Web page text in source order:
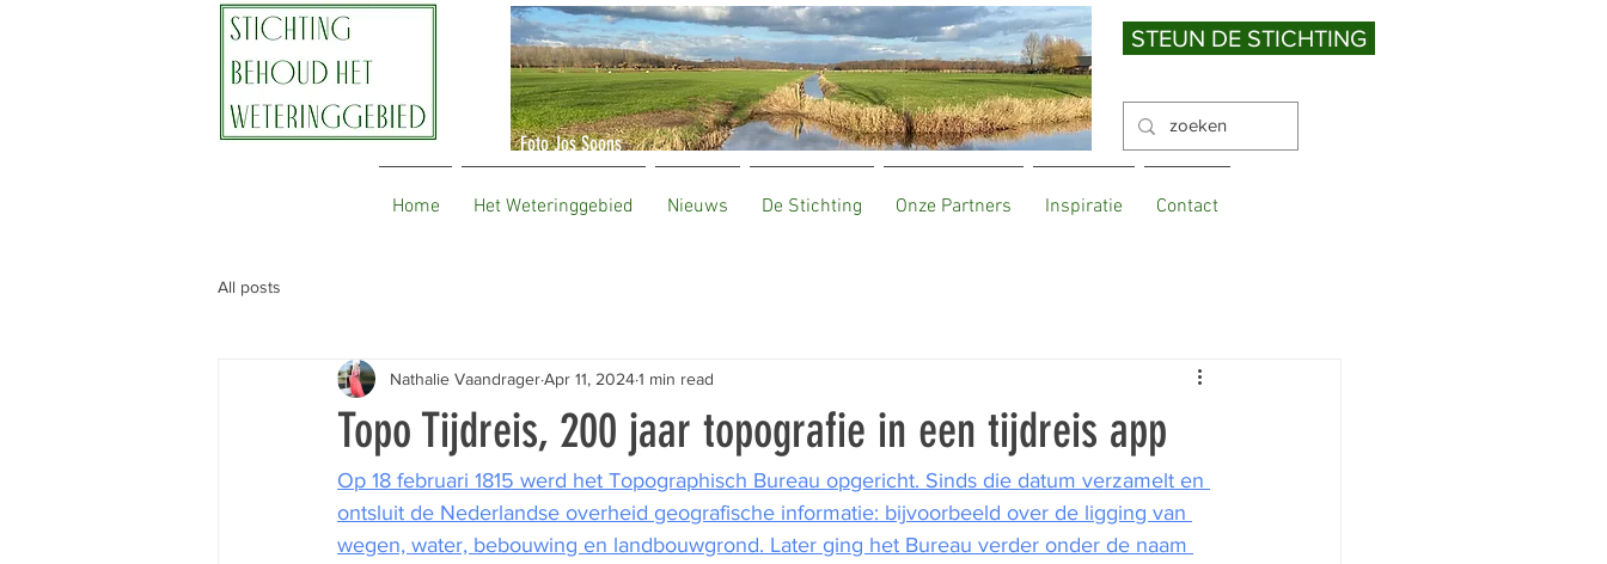
Foto Jos Soons
STEUN DE STICHTING
All posts
Topo Tijdreis, 200 jaar topografie in een tijdreis app
Nathalie VaandragerApr 11, 20241 min read
Op 18 februari 1815 werd het Topographisch Bureau opgericht. Sinds die datum verzamelt en
ontsluit de Nederlandse overheid geografische informatie: bijvoorbeeld over de ligging van
wegen, water, bebouwing en landbouwgrond. Later ging het Bureau verder onder de naam
Home Het Weteringgebied Nieuws De Stichting Onze Partners Inspiratie Contact